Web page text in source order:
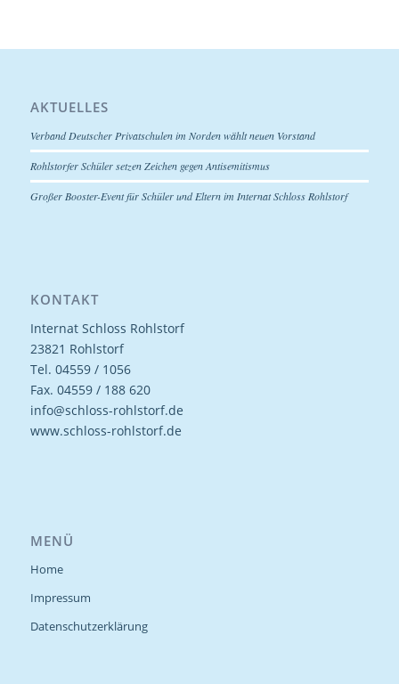
AKTUELLES
Verband Deutscher Privatschulen im Norden wählt neuen Vorstand
Rohlstorfer Schüler setzen Zeichen gegen Antisemitismus
Großer Booster-Event für Schüler und Eltern im Internat Schloss Rohlstorf
KONTAKT
Internat Schloss Rohlstorf
23821 Rohlstorf
Tel. 04559 / 1056
Fax. 04559 / 188 620
info@schloss-rohlstorf.de
www.schloss-rohlstorf.de
MENÜ
Home
Impressum
Datenschutzerklärung